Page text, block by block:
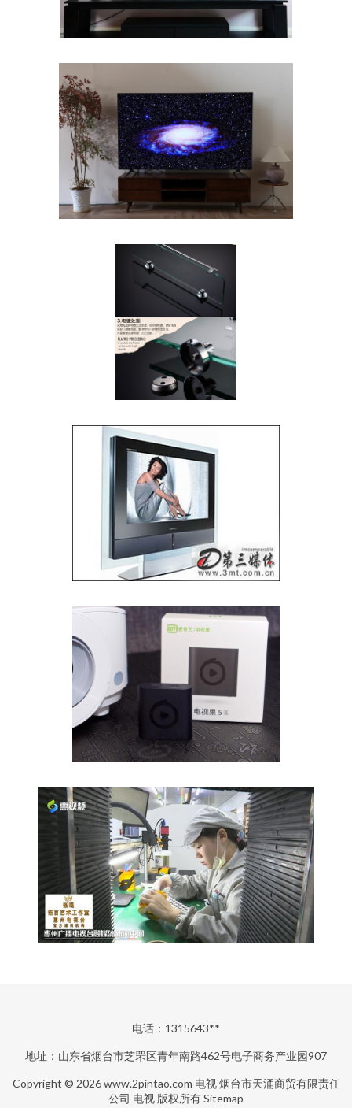
电话：1315643**
地址：山东省烟台市芝罘区青年南路462号电子商务产业园907
Copyright © 2026www.2pintao.com 电视 烟台市天涌商贸有限责任
公司 电视 版权所有Sitemap